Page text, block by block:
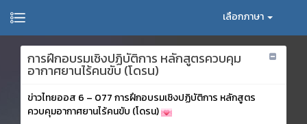
เลือกภาษา
การฝึกอบรมเชิงปฏิบัติการ หลักสูตรควบคุม
อากาศยานไร้คนขับ (โดรน)
ข่าวไทยออส 6 – 077 การฝึกอบรมเชิงปฏิบัติการ หลักสูตร
ควบคุมอากาศยานไร้คนขับ (โดรน)